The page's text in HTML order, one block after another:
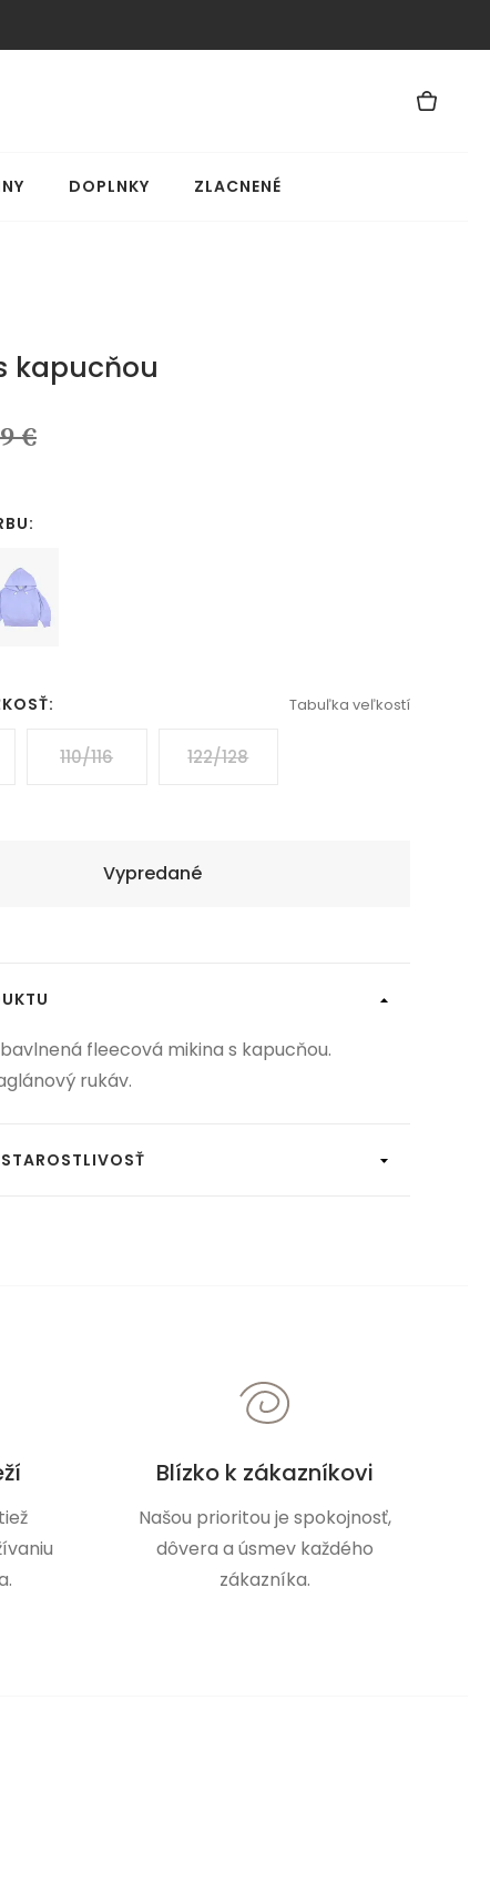
DOPLNKY ZLACNENÉ
kapucňou
€
Tabuľka veľkostí
110/116 122/128
Vypredané
fleecová mikina s kapucňou.
rukáv.
Blízko k zákazníkovi
Našou prioritou je spokojnosť,
dôvera a úsmev každého
zákazníka.